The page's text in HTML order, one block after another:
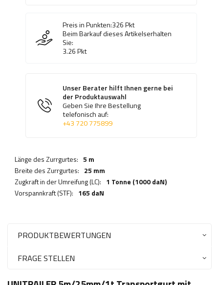
Preis in Punkten:326Pkt
Beim Barkauf dieses Artikelserhalten
Sie:
3.26Pkt
Unser Berater hilft Ihnen gerne bei
der Produktauswahl
Geben Sie Ihre Bestellung
telefonisch auf:
+43 720 775899
Länge des Zurrgurtes: 5 m
Breite des Zurrgurtes: 25 mm
Zugkraft in der Umreifung (LC): 1 Tonne (1000 daN)
Vorspannkraft (STF): 165 daN
PRODUKTBEWERTUNGEN
FRAGE STELLEN